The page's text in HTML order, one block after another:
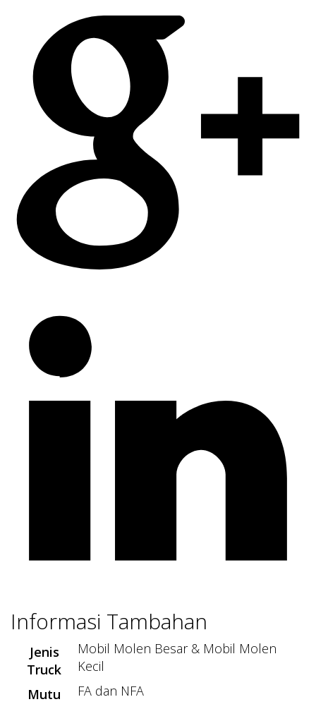
Informasi Tambahan
Jenis
Truck
Mobil Molen Besar & Mobil Molen
Kecil
Mutu
FA dan NFA